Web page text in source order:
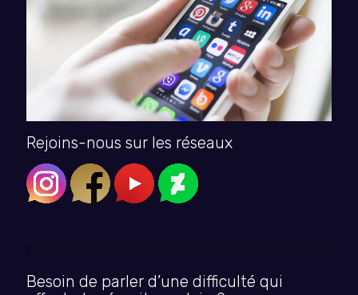
Rejoins-nous sur les réseaux
Besoin de parler d’une difficulté qui